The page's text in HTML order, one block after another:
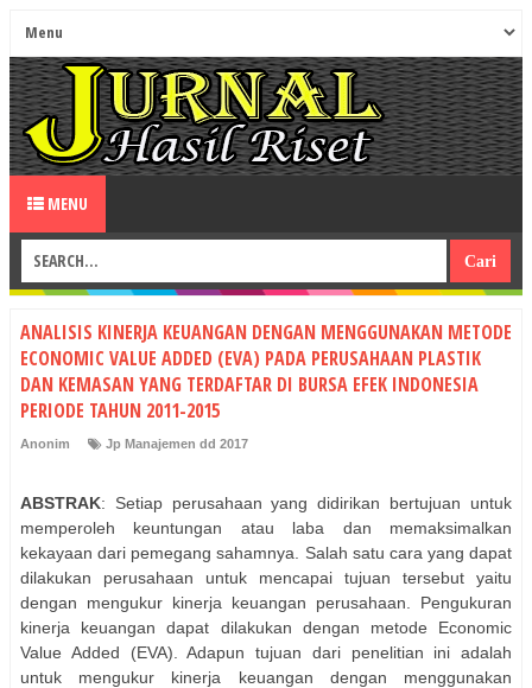
MENU
ANALISIS KINERJA KEUANGAN DENGAN MENGGUNAKAN METODE
ECONOMIC VALUE ADDED (EVA) PADA PERUSAHAAN PLASTIK
DAN KEMASAN YANG TERDAFTAR DI BURSA EFEK INDONESIA
PERIODE TAHUN 2011-2015
Anonim Jp Manajemen dd 2017
ABSTRAK: Setiap perusahaan yang didirikan bertujuan untuk
memperoleh keuntungan atau laba dan memaksimalkan
kekayaan dari pemegang sahamnya. Salah satu cara yang dapat
dilakukan perusahaan untuk mencapai tujuan tersebut yaitu
dengan mengukur kinerja keuangan perusahaan. Pengukuran
kinerja keuangan dapat dilakukan dengan metode Economic
Value Added (EVA). Adapun tujuan dari penelitian ini adalah
untuk mengukur kinerja keuangan dengan menggunakan